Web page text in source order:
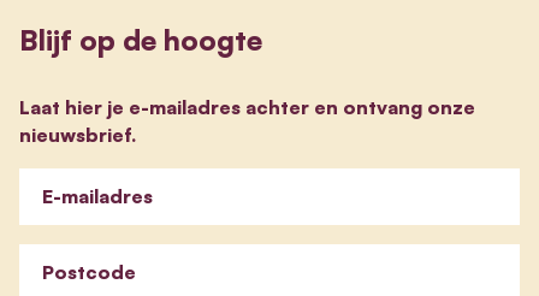
Blijf op de hoogte
Laat hier je e-mailadres achter en ontvang onze
nieuwsbrief.
E-mailadres
Postcode